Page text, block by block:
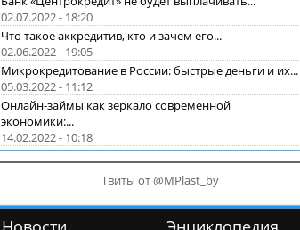
02.07.2022 - 18:20
Что такое аккредитив, кто и зачем его...
02.06.2022 - 19:05
Микрокредитование в России: быстрые деньги и их...
05.03.2022 - 11:12
Онлайн-займы как зеркало современной
экономики:...
14.02.2022 - 10:18
Твиты от @MPlast_by